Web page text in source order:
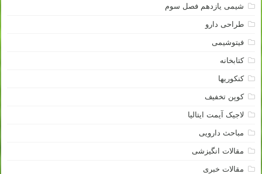
شیمی یازدهم فصل سوم
طراحی دارو
فیتوشیمی
کتابخانه
کنکوریها
کوپن تخفیف
لاجیک آیمت ایتالیا
مباحث دارویی
مقالات انگیزشی
مقالات خبری